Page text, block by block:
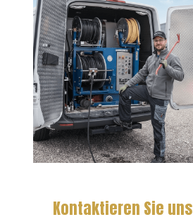
Kontaktieren Sie uns